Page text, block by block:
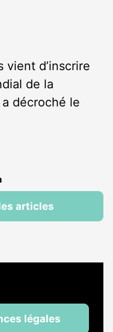
vient d’inscrire
de la
décroché le
articles
légales